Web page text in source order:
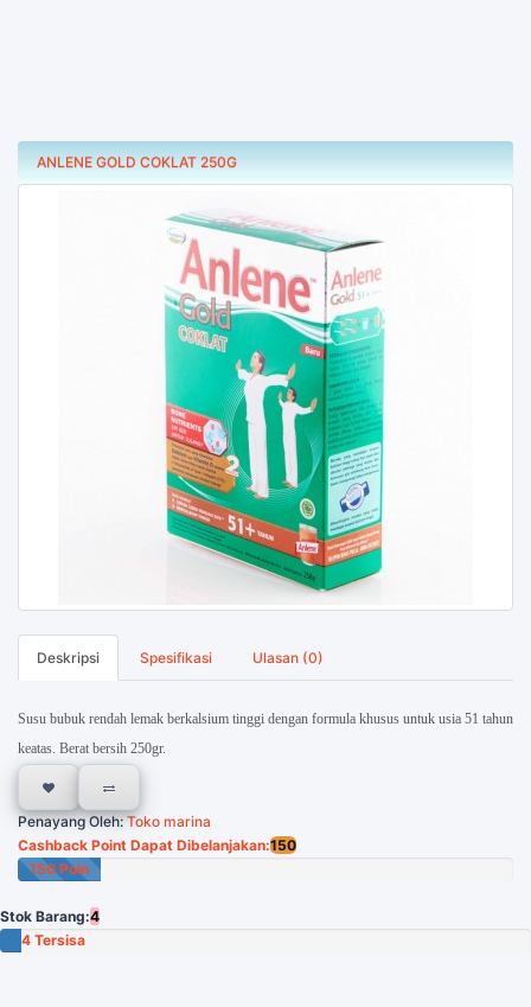
ANLENE GOLD COKLAT 250G
Deskripsi Spesifikasi Ulasan (0)
Susu bubuk rendah lemak berkalsium tinggi dengan formula khusus untuk usia 51 tahun
keatas. Berat bersih 250gr.
Penayang Oleh:Toko marina
Cashback Point Dapat Dibelanjakan:150
150 Poin
Stok Barang:4
4 Tersisa